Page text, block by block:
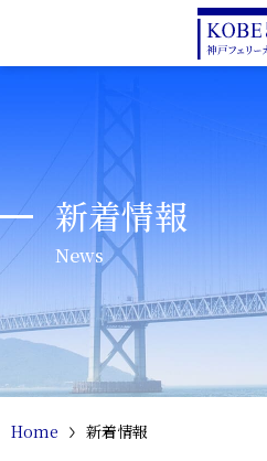
新着情報
News
Home 新着情報